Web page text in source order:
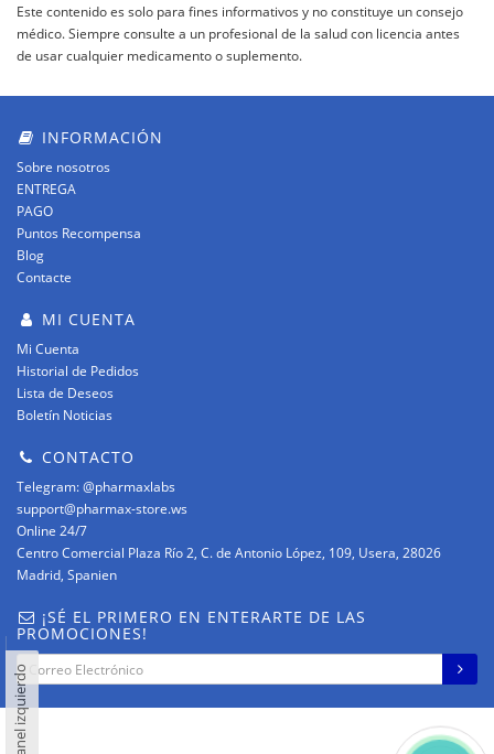
Este contenido es solo para fines informativos y no constituye un consejo
médico. Siempre consulte a un profesional de la salud con licencia antes
de usar cualquier medicamento o suplemento.
INFORMACIÓN
Sobre nosotros
ENTREGA
PAGO
Puntos Recompensa
Blog
Contacte
MI CUENTA
Mi Cuenta
Historial de Pedidos
Lista de Deseos
Boletín Noticias
CONTACTO
Telegram: @pharmaxlabs
support@pharmax-store.ws
Online 24/7
Centro Comercial Plaza Río 2, C. de Antonio López, 109, Usera, 28026
Madrid, Spanien
¡SÉ EL PRIMERO EN ENTERARTE DE LAS
PROMOCIONES!
Panel izquierdo